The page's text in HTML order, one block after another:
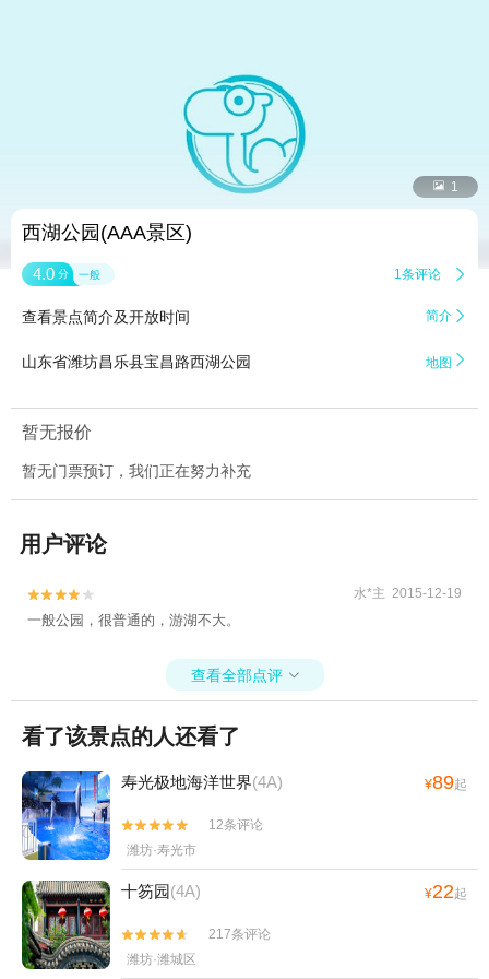
 1
西湖公园(AAA景区)
4.0 分 一般 1条评论 
查看景点简介及开放时间 简介 
山东省潍坊昌乐县宝昌路西湖公园 地图 
暂无报价
暂无门票预订，我们正在努力补充
用户评论

 水*主 2015-12-19
一般公园，很普通的，游湖不大。
查看全部点评 
看了该景点的人还看了
寿光极地海洋世界(4A) ¥89起


12条评论
潍坊·寿光市
十笏园(4A) ¥22起


217条评论
潍坊·潍城区